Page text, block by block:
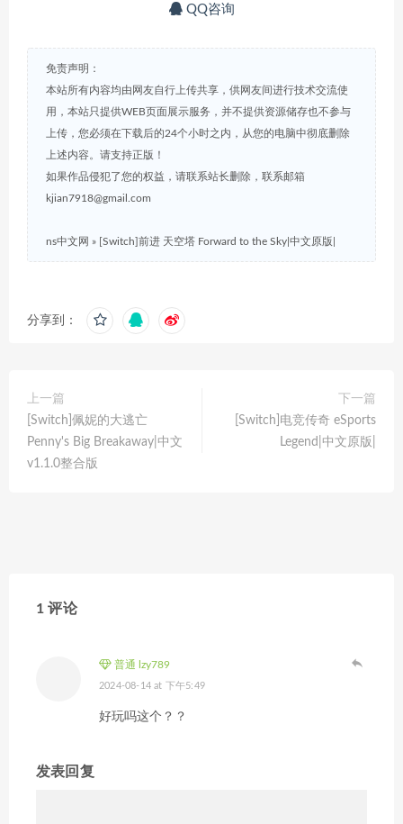
QQ咨询
免责声明：
本站所有内容均由网友自行上传共享，供网友间进行技术交流使
用，本站只提供WEB页面展示服务，并不提供资源储存也不参与
上传，您必须在下载后的24个小时之内，从您的电脑中彻底删除
上述内容。请支持正版！
如果作品侵犯了您的权益，请联系站长删除，联系邮箱
kjian7918@gmail.com
ns中文网 » [Switch]前进 天空塔 Forward to the Sky|中文原版|
分享到：
上一篇
[Switch]佩妮的大逃亡
Penny's Big Breakaway|中文
v1.1.0整合版
下一篇
[Switch]电竞传奇 eSports
Legend|中文原版|
1 评论
普通 lzy789
2024-08-14 at 下午5:49
好玩吗这个？？
发表回复